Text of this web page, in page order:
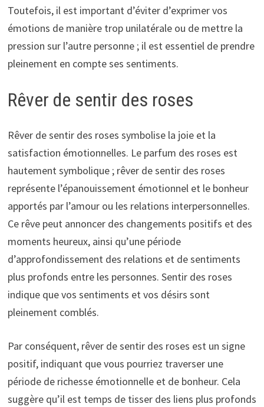
Toutefois, il est important d’éviter d’exprimer vos
émotions de manière trop unilatérale ou de mettre la
pression sur l’autre personne ; il est essentiel de prendre
pleinement en compte ses sentiments.
Rêver de sentir des roses
Rêver de sentir des roses symbolise la joie et la
satisfaction émotionnelles. Le parfum des roses est
hautement symbolique ; rêver de sentir des roses
représente l’épanouissement émotionnel et le bonheur
apportés par l’amour ou les relations interpersonnelles.
Ce rêve peut annoncer des changements positifs et des
moments heureux, ainsi qu’une période
d’approfondissement des relations et de sentiments
plus profonds entre les personnes. Sentir des roses
indique que vos sentiments et vos désirs sont
pleinement comblés.
Par conséquent, rêver de sentir des roses est un signe
positif, indiquant que vous pourriez traverser une
période de richesse émotionnelle et de bonheur. Cela
suggère qu’il est temps de tisser des liens plus profonds